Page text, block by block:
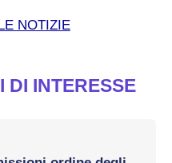
NOTIZIE
DI INTERESSE